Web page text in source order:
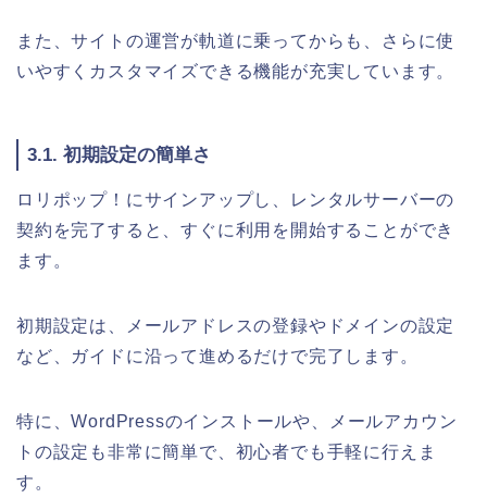
また、サイトの運営が軌道に乗ってからも、さらに使
いやすくカスタマイズできる機能が充実しています。
3.1. 初期設定の簡単さ
ロリポップ！にサインアップし、レンタルサーバーの
契約を完了すると、すぐに利用を開始することができ
ます。
初期設定は、メールアドレスの登録やドメインの設定
など、ガイドに沿って進めるだけで完了します。
特に、WordPressのインストールや、メールアカウン
トの設定も非常に簡単で、初心者でも手軽に行えま
す。